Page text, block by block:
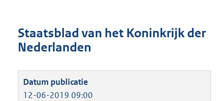
Staatsblad van het Koninkrijk der
Nederlanden
12-06-2019 09:00